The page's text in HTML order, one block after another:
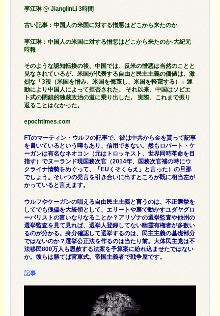
李江琳 @ JianglinLi 3時間
古い記事：中国人の米国に対する憎悪はどこから来たのか
李江琳：中国人の米国に対する憎悪はどこから来たのか-大紀元
時報
そのような認知転換の後、中国では、反米の憎悪は当然のことと
見なされているが、米国が代表する自由と民主主義の価値は、激
烈な「3視（米国を憎み、米国を侮蔑し、米国を軽蔑する）」運
動により中国人によって拒否された。 それ以来、中国はソビエ
ト式の閉鎖的独裁政治の道に乗り出した。 実際、これまで振り
返ることはなかった。
epochtimes.com
FTのマーティン・ウルフの記事で、彼は中共から金を貰って記事
を書いているという噂もあり、信用できない。然もロバート・ケ
ーガンは有名なネオコン（元はトロッキスト、世界同時革命を目
指す）でヌーランド現国務次官（2014年、国務次官補の時にウ
クライナ情勢をめぐって、「EUくそくらえ」と言った）の旦那
でしょう。そいつの発言を引き合いに出すところが既に相当左が
かっていると言えます。
ウルフやケーガンの唱える自由民主主義と言うのは、不正選挙を
してでも傀儡を大統領として、エリートや裏で動かすユダヤグロ
ーバリストの言いなりなることか？アリゾナの選挙監査や他州の
選挙監査を見て見れば、選挙人登録してない幽霊有権者が多数い
るのが分かる。身分確認して選挙するのは、民主主義の基礎部分
ではないのか？選挙公正法を作るのは当たり前。大体民主党は不
法移民800万人も恩赦する法案を予算案に紛れ込ませたではない
か。彼らは勝てば官軍式。帝国主義者で戦争屋です。
記事